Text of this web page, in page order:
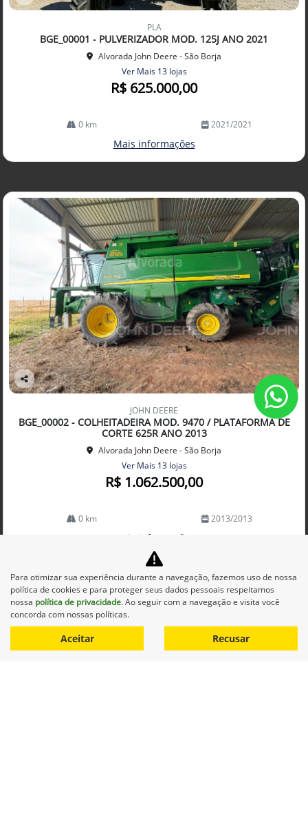
Co
PLA
BGE_00001 - PULVERIZADOR MOD. 125J ANO 2021
Alvorada John Deere - São Borja
Ver Mais 13 lojas
R$ 625.000,00
0 km 2021/2021
Mais informações
Co
arti
lhe
JOHN DEERE
BGE_00002 - COLHEITADEIRA MOD. 9470 / PLATAFORMA DE
CORTE 625R ANO 2013
Alvorada John Deere - São Borja
Ver Mais 13 lojas
R$ 1.062.500,00
0 km 2013/2013
Mais informações
Para otimizar sua experiência durante a navegação, fazemos uso de nossa
política de cookies e para proteger seus dados pessoais respeitamos
nossa política de privacidade. Ao seguir com a navegação e visita você
concorda com nossas políticas.
Aceitar Recusar